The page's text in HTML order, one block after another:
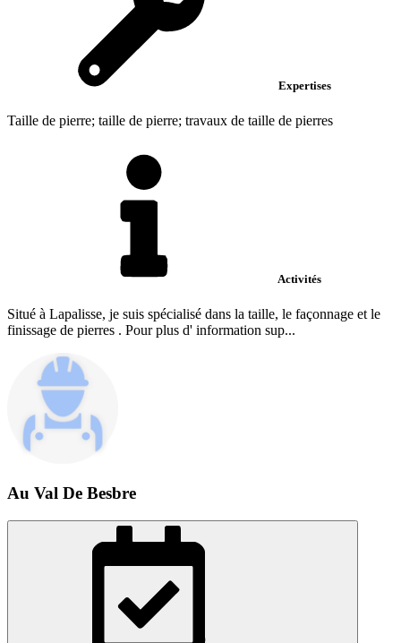
Expertises
Taille de pierre; taille de pierre; travaux de taille de pierres
Activités
Situé à Lapalisse, je suis spécialisé dans la taille, le façonnage et le
finissage de pierres . Pour plus d' information sup...
Au Val De Besbre